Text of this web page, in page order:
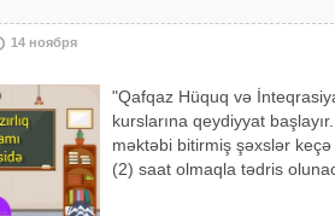
14 ноября
"Qafqaz Hüquq və
kurslarına qeydiyyat
məktəbi bitirmiş şəxslər
(2) saat olmaqla tədris